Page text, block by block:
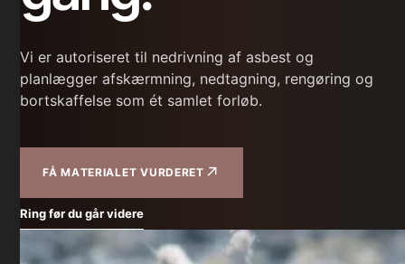
Vi er autoriseret til nedrivning af asbest og
planlægger afskærmning, nedtagning, rengøring og
bortskaffelse som ét samlet forløb.
FÅ MATERIALET VURDERET ↗
Ring før du går videre